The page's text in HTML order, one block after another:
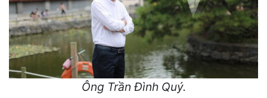
Ông Trần Đình Quý.